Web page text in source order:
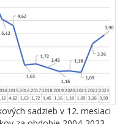
sadzieb v 12. mesiaci